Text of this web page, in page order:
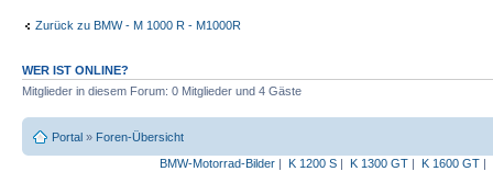
Zurück zu BMW - M 1000 R - M1000R
WER IST ONLINE?
Mitglieder in diesem Forum: 0 Mitglieder und 4 Gäste
Portal » Foren-Übersicht
BMW-Motorrad-Bilder| K 1200 S| K 1300 GT| K 1600 GT|